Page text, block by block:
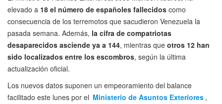
elevado a 18 el número de españoles fallecidos como
consecuencia de los terremotos que sacudieron Venezuela la
pasada semana. Además, la cifra de compatriotas
desaparecidos asciende ya a 144, mientras que otros 12 han
sido localizados entre los escombros, según la última
actualización oficial.
Los nuevos datos suponen un empeoramiento del balance
facilitado este lunes por el Ministerio de Asuntos Exteriores ,